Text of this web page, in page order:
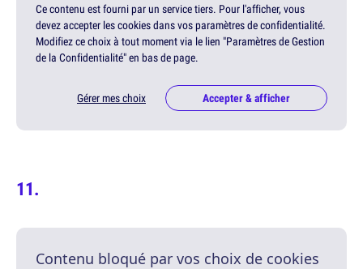
Ce contenu est fourni par un service tiers. Pour l'afficher, vous
devez accepter les cookies dans vos paramètres de confidentialité.
Modifiez ce choix à tout moment via le lien "Paramètres de Gestion
de la Confidentialité" en bas de page.
Gérer mes choix Accepter & afficher
Contenu bloqué par vos choix de cookies